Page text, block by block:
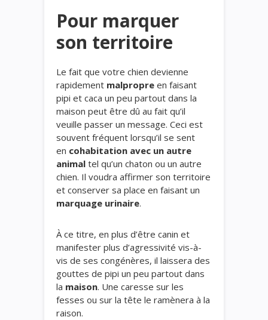
Pour marquer
son territoire
Le fait que votre chien devienne
rapidement malpropre en faisant
pipi et caca un peu partout dans la
maison peut être dû au fait qu’il
veuille passer un message. Ceci est
souvent fréquent lorsqu’il se sent
en cohabitation avec un autre
animal tel qu’un chaton ou un autre
chien. Il voudra affirmer son territoire
et conserver sa place en faisant un
marquage urinaire.
À ce titre, en plus d’être canin et
manifester plus d’agressivité vis-à-
vis de ses congénères, il laissera des
gouttes de pipi un peu partout dans
la maison. Une caresse sur les
fesses ou sur la tête le ramènera à la
raison.